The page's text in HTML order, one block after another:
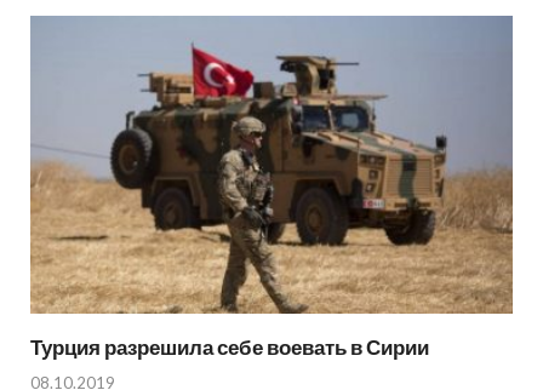
Турция разрешила себе воевать в Сирии
08.10.2019